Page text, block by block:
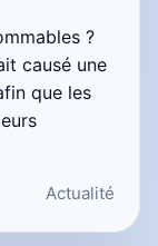
?
causé une
que les
Actualité